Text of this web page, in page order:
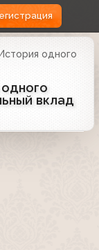
одного
вклад